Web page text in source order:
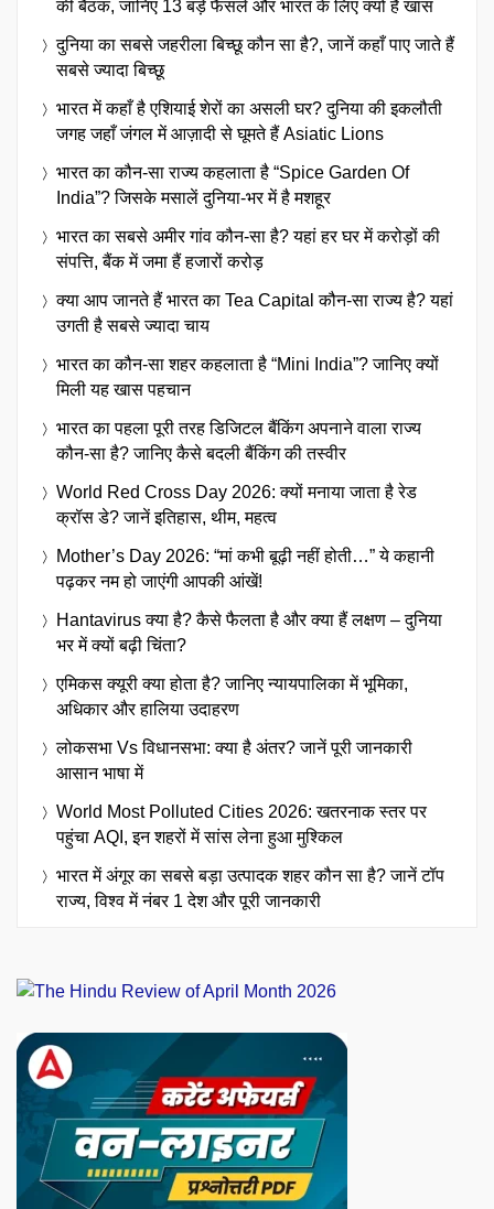
की बैठक, जानिए 13 बड़े फैसले और भारत के लिए क्यों है खास
दुनिया का सबसे जहरीला बिच्छू कौन सा है?, जानें कहाँ पाए जाते हैं
सबसे ज्यादा बिच्छू
भारत में कहाँ है एशियाई शेरों का असली घर? दुनिया की इकलौती
जगह जहाँ जंगल में आज़ादी से घूमते हैं Asiatic Lions
भारत का कौन-सा राज्य कहलाता है “Spice Garden Of
India”? जिसके मसालें दुनिया-भर में है मशहूर
भारत का सबसे अमीर गांव कौन-सा है? यहां हर घर में करोड़ों की
संपत्ति, बैंक में जमा हैं हजारों करोड़
क्या आप जानते हैं भारत का Tea Capital कौन-सा राज्य है? यहां
उगती है सबसे ज्यादा चाय
भारत का कौन-सा शहर कहलाता है “Mini India”? जानिए क्यों
मिली यह खास पहचान
भारत का पहला पूरी तरह डिजिटल बैंकिंग अपनाने वाला राज्य
कौन-सा है? जानिए कैसे बदली बैंकिंग की तस्वीर
World Red Cross Day 2026: क्यों मनाया जाता है रेड
क्रॉस डे? जानें इतिहास, थीम, महत्व
Mother’s Day 2026: “मां कभी बूढ़ी नहीं होती…” ये कहानी
पढ़कर नम हो जाएंगी आपकी आंखें!
Hantavirus क्या है? कैसे फैलता है और क्या हैं लक्षण – दुनिया
भर में क्यों बढ़ी चिंता?
एमिकस क्यूरी क्या होता है? जानिए न्यायपालिका में भूमिका,
अधिकार और हालिया उदाहरण
लोकसभा Vs विधानसभा: क्या है अंतर? जानें पूरी जानकारी
आसान भाषा में
World Most Polluted Cities 2026: खतरनाक स्तर पर
पहुंचा AQI, इन शहरों में सांस लेना हुआ मुश्किल
भारत में अंगूर का सबसे बड़ा उत्पादक शहर कौन सा है? जानें टॉप
राज्य, विश्व में नंबर 1 देश और पूरी जानकारी